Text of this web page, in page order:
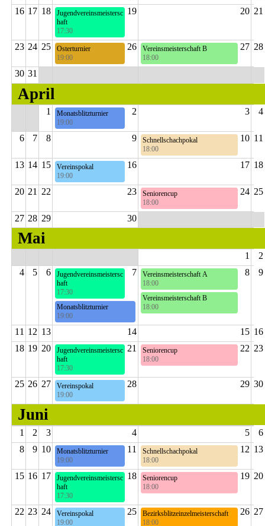
16 17 18 19
Jugendvereinsmeistersc
haft
17:30
9. Runde
20 21
23 24 25 26
Osterturnier
19:00
Frohe Ostern
27
Vereinsmeisterschaft B
18:00
8. Runde
28
30 31
April
1 2
Monatsblitzturnier
19:00
8. Runde
3 4
6 7 8 9 10
Schnellschachpokal
18:00
Halbfinale
11
13 14 15 16
Vereinspokal
19:00
Viertelfinale
17 18
20 21 22 23 24
Seniorencup
18:00
5. Runde
25
27 28 29 30
Mai
1
2
4
5 6 7
Jugendvereinsmeistersc
haft
17:30
10. Runde
Monatsblitzturnier
19:00
9. Runde
8
Vereinsmeisterschaft A
18:00
5. Runde
Vereinsmeisterschaft B
18:00
9
11 12 13 14 15 16
18 19 20 21
Jugendvereinsmeistersc
haft
17:30
11. Runde
22
Seniorencup
18:00
23
25 26 27 28
Vereinspokal
19:00
Halbfinale
29 30
Juni
1 2 3 4 5
6
8
9 10 11
Monatsblitzturnier
19:00
10. Runde
12
Schnellschachpokal
18:00
Finale
13
15 16 17 18
Jugendvereinsmeistersc
haft
17:30
12. Runde
19
Seniorencup
18:00
20
22 23 24 25
Vereinspokal
19:00
26
Bezirksblitzeinzelmeisterschaft
18:00
27